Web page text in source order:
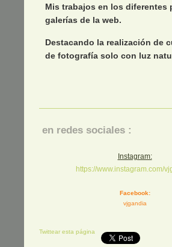
Mis trabajos en los diferentes
galerías de la web.
Destacando la realización de
de fotografía solo con luz
en redes sociales :
Instagram:
https://www.instagram.com/
Facebook:
vjgandia
Twittear esta página